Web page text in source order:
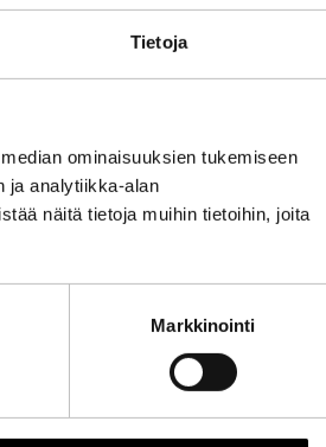
Tietoja
ominaisuuksien tukemiseen
ja analytiikka-alan
näitä tietoja muihin tietoihin, joita
Markkinointi